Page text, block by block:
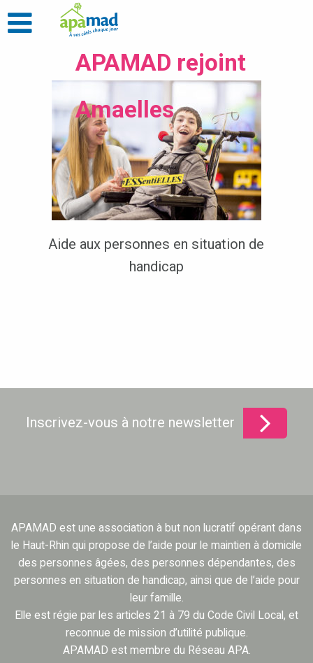
APAMAD rejoint
Amaelles
Aide aux personnes en situation de
handicap
Inscrivez-vous à notre newsletter
APAMAD est une association à but non lucratif opérant dans
le Haut-Rhin qui propose de l’aide pour le maintien à domicile
des personnes âgées, des personnes dépendantes, des
personnes en situation de handicap, ainsi que de l’aide pour
leur famille.
Elle est régie par les articles 21 à 79 du Code Civil Local, et
reconnue de mission d’utilité publique.
APAMAD est membre du Réseau APA.